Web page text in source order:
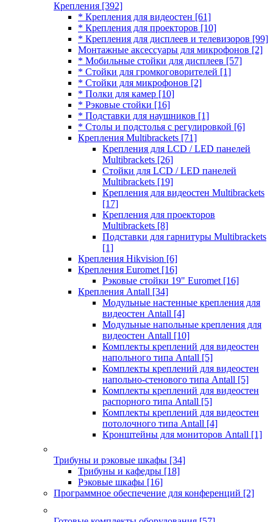
Крепления [392]
* Крепления для видеостен [61]
* Крепления для проекторов [10]
* Крепления для дисплеев и телевизоров [99]
Монтажные аксессуары для микрофонов [2]
* Мобильные стойки для дисплеев [57]
* Стойки для громкоговорителей [1]
* Стойки для микрофонов [2]
* Полки для камер [10]
* Рэковые стойки [16]
* Подставки для наушников [1]
* Столы и подстолья с регулировкой [6]
Крепления Multibrackets [71]
Крепления для LCD / LED панелей
Multibrackets [26]
Стойки для LCD / LED панелей
Multibrackets [19]
Крепления для видеостен Multibrackets
[17]
Крепления для проекторов
Multibrackets [8]
Подставки для гарнитуры Multibrackets
[1]
Крепления Hikvision [6]
Крепления Euromet [16]
Рэковые стойки 19" Euromet [16]
Крепления Antall [34]
Модульные настенные крепления для
видеостен Antall [4]
Модульные напольные крепления для
видеостен Antall [10]
Комплекты креплений для видеостен
напольного типа Antall [5]
Комплекты креплений для видеостен
напольно-стенового типа Antall [5]
Комплекты креплений для видеостен
распорного типа Antall [5]
Комплекты креплений для видеостен
потолочного типа Antall [4]
Кронштейны для мониторов Antall [1]
Трибуны и рэковые шкафы [34]
Трибуны и кафедры [18]
Рэковые шкафы [16]
Программное обеспечение для конференций [2]